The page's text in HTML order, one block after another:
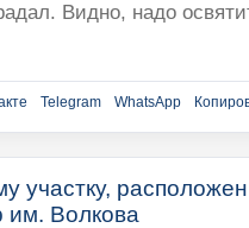
Видно, надо
Telegram WhatsApp
участку,
им. Волкова